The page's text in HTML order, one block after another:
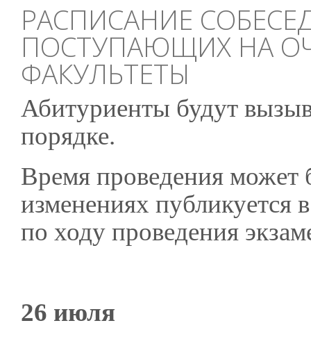
РАСПИСАНИЕ
ПОСТУПАЮЩИХ НА
ФАКУЛЬТЕТЫ
Абитуриенты будут
порядке.
Время проведения может
изменениях публикуется
по ходу проведения
26 июля